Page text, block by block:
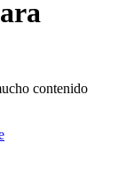
contenido